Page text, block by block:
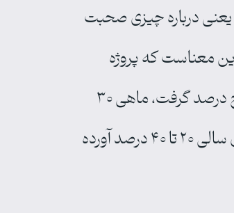
درباره چیزی صحبت
معناست که پروژه
پانزی است. برای مثال چگونه می‌تواند ماهی پنج درصد سود تضمین دهد؟ من نمی‌گویم نمی‌شود ماهی پنج درصد گرفت، ماهی ۳۰
درصد هم می‌توان گرفت، ولی ممکن است یک ماه پنج یا ۱۰ درصد یا یک ماه منفی ۱۰ درصد باشد که برآیند آن سالی ۲۰ تا ۴۰ درصد آورده